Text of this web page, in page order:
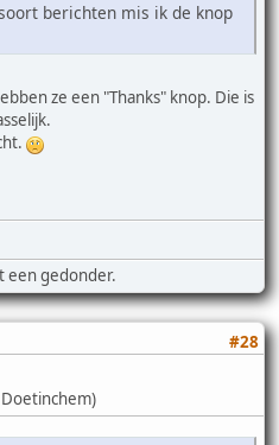
berichten mis ik de knop
ze een "Thanks" knop. Die is
een gedonder.
#28